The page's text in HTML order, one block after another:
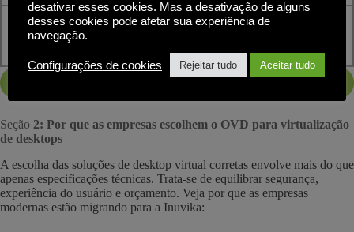
Pilha de
desempenho
Implementações
RDP de última
Seção 2: Por que as empresas escolhem o OVD para virtualização
de desktops
A escolha das soluções de desktop virtual corretas envolve mais do que
apenas especificações técnicas. Trata-se de equilibrar segurança,
experiência do usuário e orçamento. Veja por que as empresas
modernas estão migrando para a Inuvika:
desativar esses cookies. Mas a desativação de alguns
desses cookies pode afetar sua experiência de
navegação.
Configurações de cookies Rejeitar tudo Aceitar tudo